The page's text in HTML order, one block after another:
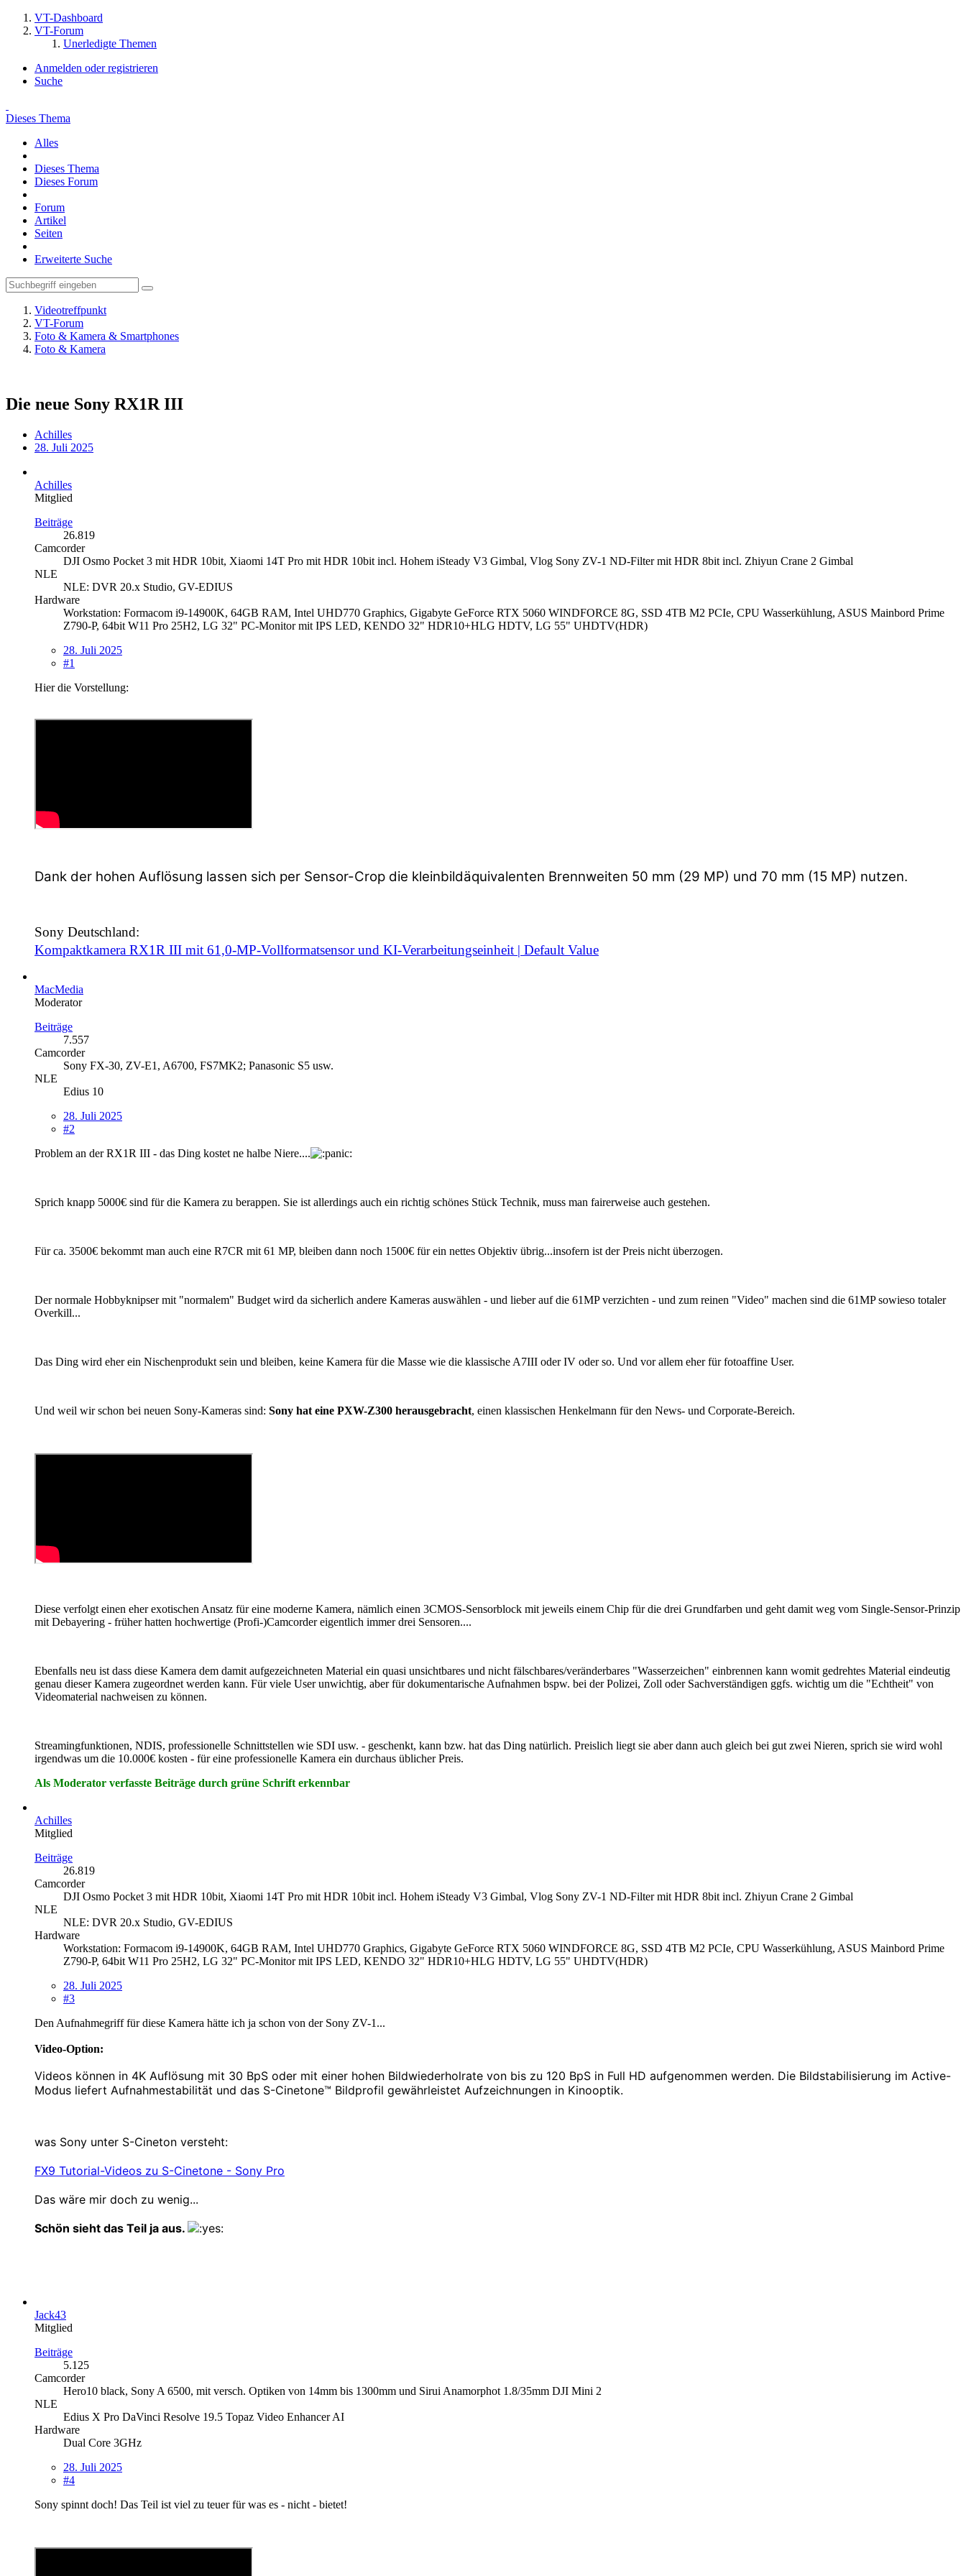
VT-Dashboard
VT-Forum
Unerledigte Themen
Anmelden oder registrieren
Suche
Dieses Thema
Alles
Dieses Thema
Dieses Forum
Forum
Artikel
Seiten
Erweiterte Suche
Videotreffpunkt
VT-Forum
Foto & Kamera & Smartphones
Foto & Kamera
Die neue Sony RX1R III
Achilles
28. Juli 2025
Achilles
Mitglied
Beiträge
26.819
Camcorder
DJI Osmo Pocket 3 mit HDR 10bit, Xiaomi 14T Pro mit HDR 10bit incl. Hohem iSteady V3 Gimbal, Vlog Sony ZV-1 ND-Filter mit HDR 8bit incl. Zhiyun Crane 2 Gimbal
NLE
NLE: DVR 20.x Studio, GV-EDIUS
Hardware
Workstation: Formacom i9-14900K, 64GB RAM, Intel UHD770 Graphics, Gigabyte GeForce RTX 5060 WINDFORCE 8G, SSD 4TB M2 PCIe, CPU Wasserkühlung, ASUS Mainbord Prime
Z790-P, 64bit W11 Pro 25H2, LG 32" PC-Monitor mit IPS LED, KENDO 32" HDR10+HLG HDTV, LG 55" UHDTV(HDR)
28. Juli 2025
#1
Hier die Vorstellung:
Dank der hohen Auflösung lassen sich per Sensor-Crop die kleinbildäquivalenten Brennweiten 50 mm (29 MP) und 70 mm (15 MP) nutzen.
Sony Deutschland:
Kompaktkamera RX1R III mit 61,0-MP-Vollformatsensor und KI-Verarbeitungseinheit | Default Value
MacMedia
Moderator
Beiträge
7.557
Camcorder
Sony FX-30, ZV-E1, A6700, FS7MK2; Panasonic S5 usw.
NLE
Edius 10
28. Juli 2025
#2
Problem an der RX1R III - das Ding kostet ne halbe Niere....
Sprich knapp 5000€ sind für die Kamera zu berappen. Sie ist allerdings auch ein richtig schönes Stück Technik, muss man fairerweise auch gestehen.
Für ca. 3500€ bekommt man auch eine R7CR mit 61 MP, bleiben dann noch 1500€ für ein nettes Objektiv übrig...insofern ist der Preis nicht überzogen.
Der normale Hobbyknipser mit "normalem" Budget wird da sicherlich andere Kameras auswählen - und lieber auf die 61MP verzichten - und zum reinen "Video" machen sind die 61MP sowieso totaler
Overkill...
Das Ding wird eher ein Nischenprodukt sein und bleiben, keine Kamera für die Masse wie die klassische A7III oder IV oder so. Und vor allem eher für fotoaffine User.
Und weil wir schon bei neuen Sony-Kameras sind: Sony hat eine PXW-Z300 herausgebracht, einen klassischen Henkelmann für den News- und Corporate-Bereich.
Diese verfolgt einen eher exotischen Ansatz für eine moderne Kamera, nämlich einen 3CMOS-Sensorblock mit jeweils einem Chip für die drei Grundfarben und geht damit weg vom Single-Sensor-Prinzip
mit Debayering - früher hatten hochwertige (Profi-)Camcorder eigentlich immer drei Sensoren....
Ebenfalls neu ist dass diese Kamera dem damit aufgezeichneten Material ein quasi unsichtbares und nicht fälschbares/veränderbares "Wasserzeichen" einbrennen kann womit gedrehtes Material eindeutig
genau dieser Kamera zugeordnet werden kann. Für viele User unwichtig, aber für dokumentarische Aufnahmen bspw. bei der Polizei, Zoll oder Sachverständigen ggfs. wichtig um die "Echtheit" von
Videomaterial nachweisen zu können.
Streamingfunktionen, NDIS, professionelle Schnittstellen wie SDI usw. - geschenkt, kann bzw. hat das Ding natürlich. Preislich liegt sie aber dann auch gleich bei gut zwei Nieren, sprich sie wird wohl
irgendwas um die 10.000€ kosten - für eine professionelle Kamera ein durchaus üblicher Preis.
Als Moderator verfasste Beiträge durch grüne Schrift erkennbar
Achilles
Mitglied
Beiträge
26.819
Camcorder
DJI Osmo Pocket 3 mit HDR 10bit, Xiaomi 14T Pro mit HDR 10bit incl. Hohem iSteady V3 Gimbal, Vlog Sony ZV-1 ND-Filter mit HDR 8bit incl. Zhiyun Crane 2 Gimbal
NLE
NLE: DVR 20.x Studio, GV-EDIUS
Hardware
Workstation: Formacom i9-14900K, 64GB RAM, Intel UHD770 Graphics, Gigabyte GeForce RTX 5060 WINDFORCE 8G, SSD 4TB M2 PCIe, CPU Wasserkühlung, ASUS Mainbord Prime
Z790-P, 64bit W11 Pro 25H2, LG 32" PC-Monitor mit IPS LED, KENDO 32" HDR10+HLG HDTV, LG 55" UHDTV(HDR)
28. Juli 2025
#3
Den Aufnahmegriff für diese Kamera hätte ich ja schon von der Sony ZV-1...
Video-Option:
Videos können in 4K Auflösung mit 30 BpS oder mit einer hohen Bildwiederholrate von bis zu 120 BpS in Full HD aufgenommen werden. Die Bildstabilisierung im Active-
Modus liefert Aufnahmestabilität und das S-Cinetone™ Bildprofil gewährleistet Aufzeichnungen in Kinooptik.
was Sony unter S-Cineton versteht:
FX9 Tutorial-Videos zu S-Cinetone - Sony Pro
Das wäre mir doch zu wenig...
Schön sieht das Teil ja aus.
Jack43
Mitglied
Beiträge
5.125
Camcorder
Hero10 black, Sony A 6500, mit versch. Optiken von 14mm bis 1300mm und Sirui Anamorphot 1.8/35mm DJI Mini 2
NLE
Edius X Pro DaVinci Resolve 19.5 Topaz Video Enhancer AI
Hardware
Dual Core 3GHz
28. Juli 2025
#4
Sony spinnt doch! Das Teil ist viel zu teuer für was es - nicht - bietet!